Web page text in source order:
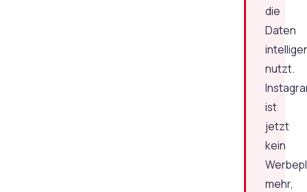
die
Daten
nutzt.
ist
jetzt
kein
mehr,